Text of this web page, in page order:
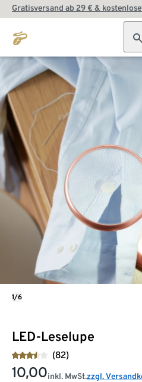
Gratisversand ab 29 € &
LED-Leselupe
(82)
10,00inkl. MwSt.zzgl.
1/6